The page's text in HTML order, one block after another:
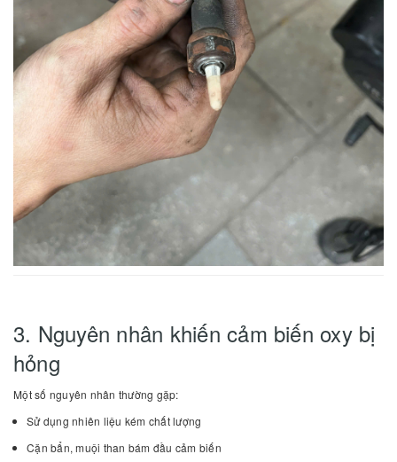
3. Nguyên nhân khiến cảm biến oxy bị
hỏng
Một số nguyên nhân thường gặp:
Sử dụng nhiên liệu kém chất lượng
Cặn bẩn, muội than bám đầu cảm biến